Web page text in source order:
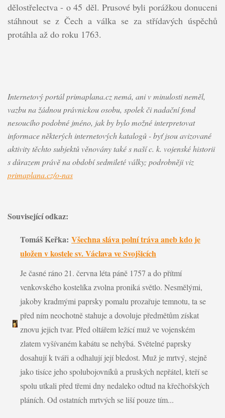
dělostřelectva - o 45 děl. Prusové byli porážkou donuceni
stáhnout se z Čech a válka se za střídavých úspěchů
protáhla až do roku 1763.
Internetový portál primaplana.cz nemá, ani v minulosti neměl,
vazbu na žádnou právnickou osobu, spolek či nadační fond
nesoucího podobné jméno, jak by bylo možné interpretovat
informace některých internetových katalogů - byť jsou avizované
aktivity těchto subjektů věnovány také s naší c. k. vojenské historii
s důrazem právě na období sedmileté války; podrobněji viz
primaplana.cz/o-nas
Související odkaz:
Tomáš Keřka: Všechna sláva polní tráva aneb kdo je
uložen v kostele sv. Václava ve Svojšicích
Je časné ráno 21. června léta páně 1757 a do přítmí
venkovského kostelíka zvolna proniká světlo. Nesmělými,
jakoby kradmými paprsky pomalu prozařuje temnotu, ta se
před ním neochotně stahuje a dovoluje předmětům získat
znovu jejich tvar. Před oltářem ležící muž ve vojenském
zlatem vyšívaném kabátu se nehýbá. Světelné paprsky
dosahují k tváři a odhalují její bledost. Muž je mrtvý, stejně
jako tisíce jeho spolubojovníků a pruských nepřátel, kteří se
spolu utkali před třemi dny nedaleko odtud na křečhořských
pláních. Od ostatních mrtvých se liší pouze tím...